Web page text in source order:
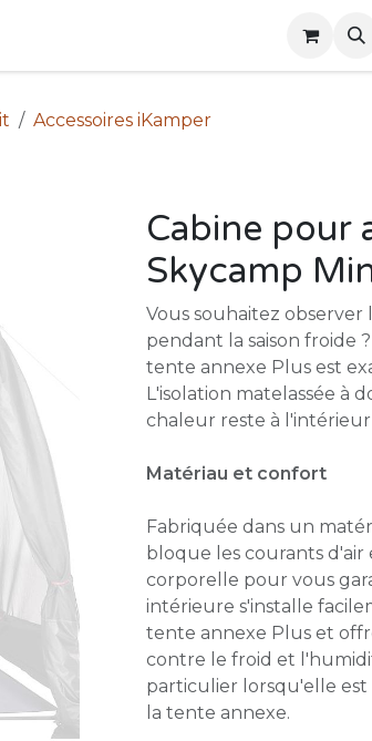
Accessoires iKamper
Cabine pour
Skycamp
Vous souhaitez observer
pendant la saison froide
tente annexe Plus est
L'isolation matelassée à
chaleur reste à
Matériau et confort
Fabriquée dans un
bloque les courants d'air
corporelle pour vous
intérieure s'installe
tente annexe Plus et
contre le froid et
particulier lorsqu'elle est
la tente annexe.